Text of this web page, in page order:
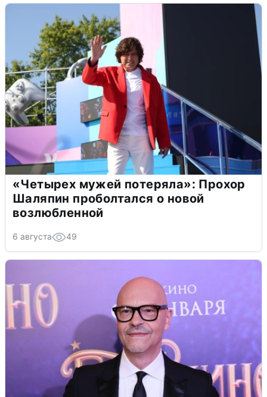
«Четырех мужей потеряла»: Прохор
Шаляпин проболтался о новой
возлюбленной
6 августа 49